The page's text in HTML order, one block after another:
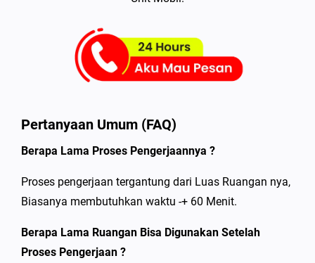
Pertanyaan Umum (FAQ)
Berapa Lama Proses Pengerjaannya ?
Proses pengerjaan tergantung dari Luas Ruangan nya,
Biasanya membutuhkan waktu -+ 60 Menit.
Berapa Lama Ruangan Bisa Digunakan Setelah
Proses Pengerjaan ?